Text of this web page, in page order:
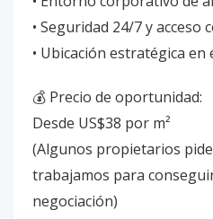
• Seguridad 24/7 y acceso
• Ubicación estratégica
💰 Precio de oportunidad:
Desde US$38 por m²
(Algunos propietarios
trabajamos para
negociación)